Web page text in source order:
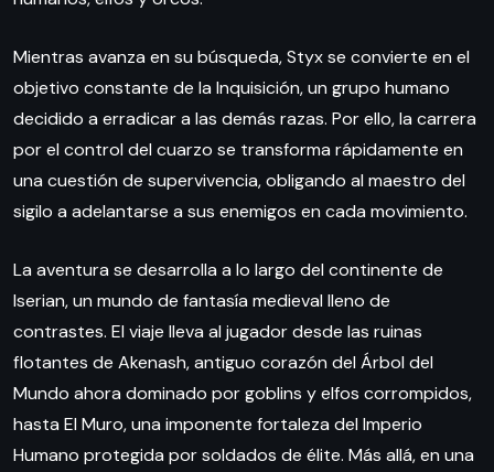
Mientras avanza en su búsqueda, Styx se convierte en el
objetivo constante de la Inquisición, un grupo humano
decidido a erradicar a las demás razas. Por ello, la carrera
por el control del cuarzo se transforma rápidamente en
una cuestión de supervivencia, obligando al maestro del
sigilo a adelantarse a sus enemigos en cada movimiento.
La aventura se desarrolla a lo largo del continente de
Iserian, un mundo de fantasía medieval lleno de
contrastes. El viaje lleva al jugador desde las ruinas
flotantes de Akenash, antiguo corazón del Árbol del
Mundo ahora dominado por goblins y elfos corrompidos,
hasta El Muro, una imponente fortaleza del Imperio
Humano protegida por soldados de élite. Más allá, en una